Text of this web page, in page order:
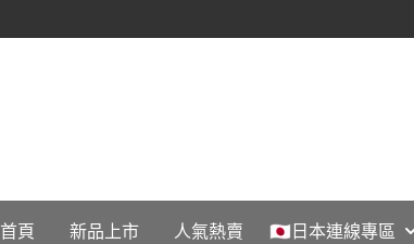
首頁 新品上市 人氣熱賣 🇯🇵日本連線專區